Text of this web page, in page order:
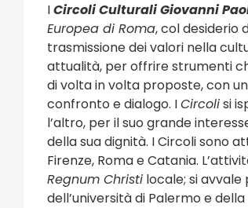
ICircoli Culturali Giovanni
Europea di Roma, col desiderio
trasmissione dei valori nella
attualità, per offrire strumenti
di volta in volta proposte, con
confronto e dialogo. ICircolisi
l’altro, per il suo grande
della sua dignità. I Circoli sono
Firenze, Roma e Catania.
Regnum Christi locale; si
dell’università di Palermo e